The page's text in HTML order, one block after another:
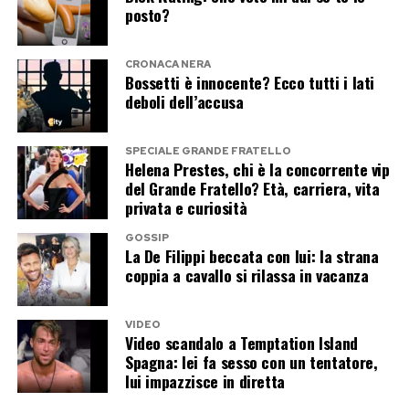
posto?
CRONACA NERA
Bossetti è innocente? Ecco tutti i lati
deboli dell’accusa
SPECIALE GRANDE FRATELLO
Helena Prestes, chi è la concorrente vip
del Grande Fratello? Età, carriera, vita
privata e curiosità
GOSSIP
La De Filippi beccata con lui: la strana
coppia a cavallo si rilassa in vacanza
VIDEO
Video scandalo a Temptation Island
Spagna: lei fa sesso con un tentatore,
lui impazzisce in diretta